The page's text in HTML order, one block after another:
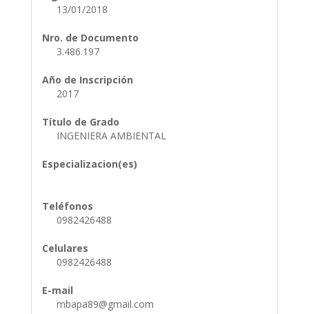
13/01/2018
Nro. de Documento
3.486.197
Año de Inscripción
2017
Título de Grado
INGENIERA AMBIENTAL
Especializacion(es)
Teléfonos
0982426488
Celulares
0982426488
E-mail
mbapa89@gmail.com